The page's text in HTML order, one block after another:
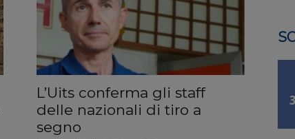
L’Uits conferma gli staff
delle nazionali di tiro a
segno